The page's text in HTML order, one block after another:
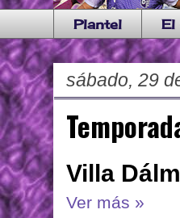
Plantel El
sábado, 29
Villa
Ver más »